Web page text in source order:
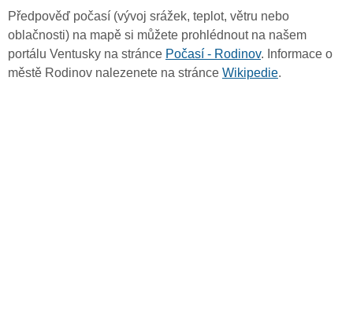
Předpověď počasí (vývoj srážek, teplot, větru nebo
oblačnosti) na mapě si můžete prohlédnout na našem
portálu Ventusky na stránce Počasí - Rodinov. Informace o
městě Rodinov nalezenete na stránce Wikipedie.